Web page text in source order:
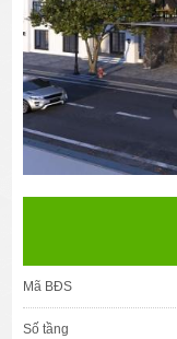
Mã BĐS
Số tầng